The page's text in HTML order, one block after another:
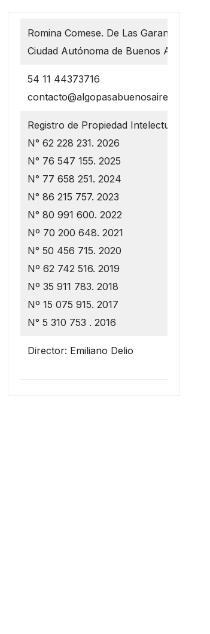
Romina Comese. De Las Garantías 1218
Ciudad Autónoma de Buenos Aires
54 11 44373716
contacto@algopasabuenosaires.com.ar
Registro de Propiedad Intelectual
N° 62 228 231. 2026
N° 76 547 155. 2025
N° 77 658 251. 2024
N° 86 215 757. 2023
N° 80 991 600. 2022
Nº 70 200 648. 2021
N° 50 456 715. 2020
Nº 62 742 516. 2019
Nº 35 911 783. 2018
Nº 15 075 915. 2017
N° 5 310 753 . 2016
Director: Emiliano Delio